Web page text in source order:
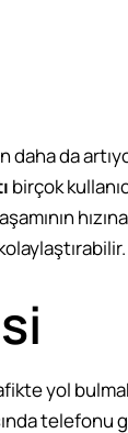
daha da
birçok
yol
telefonu